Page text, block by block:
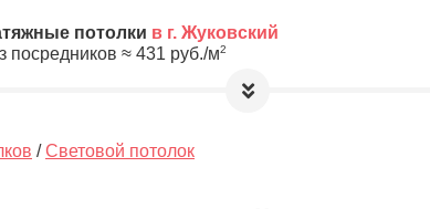
потолки в г. Жуковский
посредников ≈ 431 руб./м2
а мы предложим Вам
/Световой потолок